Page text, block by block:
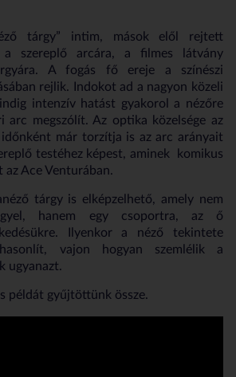
tárgy” intim, mások elől rejtett
a szereplő arcára, a filmes látvány
A fogás fő ereje a színészi
rejlik. Indokot ad a nagyon közeli
intenzív hatást gyakorol a nézőre
arc megszólít. Az optika közelsége az
már torzítja is az arc arányait
testéhez képest, aminek komikus
az Ace Venturában.
tárgy is elképzelhető, amely nem
hanem egy csoportra, az ő
Ilyenkor a néző tekintete
vajon hogyan szemlélik a
ugyanazt.
példát gyűjtöttünk össze.